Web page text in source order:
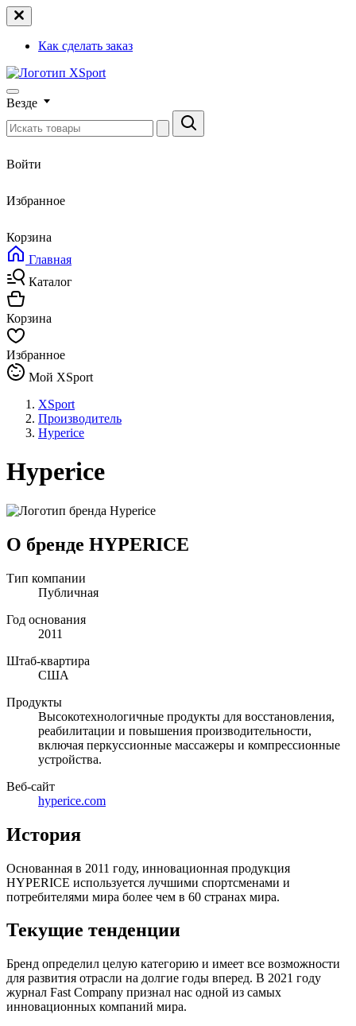
Как сделать заказ
Везде
Войти
Избранное
Корзина
Главная
Каталог
Корзина
Избранное
Мой XSport
XSport
Производитель
Hyperice
Hyperice
О бренде HYPERICE
Тип компании
Публичная
Год основания
2011
Штаб-квартира
США
Продукты
Высокотехнологичные продукты для восстановления,
реабилитации и повышения производительности,
включая перкуссионные массажеры и компрессионные
устройства.
Веб-сайт
hyperice.com
История
Основанная в 2011 году, инновационная продукция
HYPERICE используется лучшими спортсменами и
потребителями мира более чем в 60 странах мира.
Текущие тенденции
Бренд определил целую категорию и имеет все возможности
для развития отрасли на долгие годы вперед. В 2021 году
журнал Fast Company признал нас одной из самых
инновационных компаний мира.